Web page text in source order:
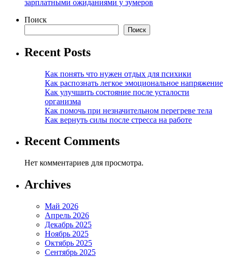
зарплатными ожиданиями у зумеров
Поиск
Поиск
Recent Posts
Как понять что нужен отдых для психики
Как распознать легкое эмоциональное напряжение
Как улучшить состояние после усталости
организма
Как помочь при незначительном перегреве тела
Как вернуть силы после стресса на работе
Recent Comments
Нет комментариев для просмотра.
Archives
Май 2026
Апрель 2026
Декабрь 2025
Ноябрь 2025
Октябрь 2025
Сентябрь 2025